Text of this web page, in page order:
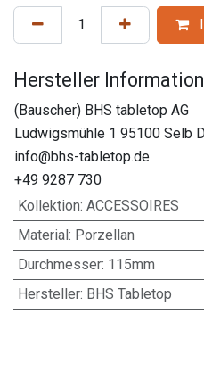
Hersteller
(Bauscher) BHS tabletop AG
Ludwigsmühle 1 95100 Selb
info@bhs-tabletop.de
+49 9287 730
Kollektion: ACCESSOIRES
Material: Porzellan
Durchmesser: 115mm
Hersteller: BHS Tabletop